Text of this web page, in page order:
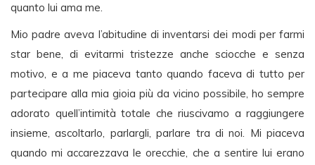
quanto lui ama me.
Mio padre aveva l’abitudine di inventarsi dei modi per farmi
star bene, di evitarmi tristezze anche sciocche e senza
motivo, e a me piaceva tanto quando faceva di tutto per
partecipare alla mia gioia più da vicino possibile, ho sempre
adorato quell’intimità totale che riuscivamo a raggiungere
insieme, ascoltarlo, parlargli, parlare tra di noi. Mi piaceva
quando mi accarezzava le orecchie, che a sentire lui erano